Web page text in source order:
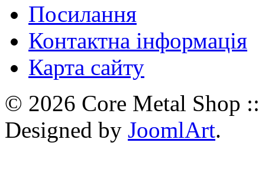
Посилання
Контактна інформація
Карта сайту
© 2026 Core Metal Shop ::
Designed by JoomlArt.